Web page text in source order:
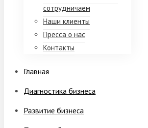
сотрудничаем
Наши клиенты
Пресса о нас
Контакты
Главная
Диагностика бизнеса
Развитие бизнеса